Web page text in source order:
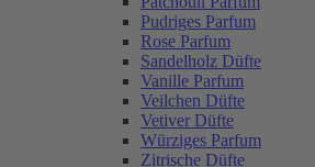
Pudriges Parfum
Rose Parfum
Sandelholz Düfte
Vanille Parfum
Veilchen Düfte
Vetiver Düfte
Würziges Parfum
Zitrische Düfte